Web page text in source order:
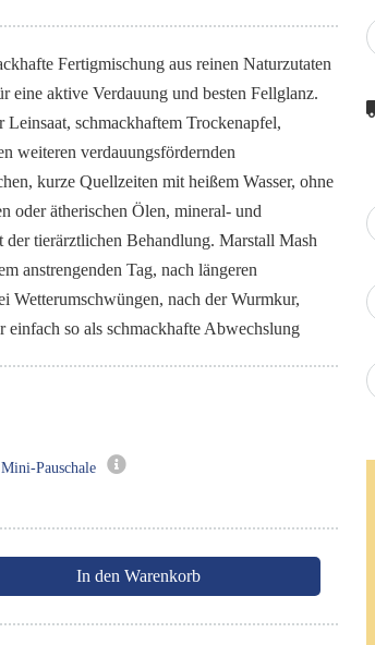
Pauschale
In den Warenkorb
Fertigmischung aus reinen Naturzutaten
eine aktive Verdauung und besten Fellglanz.
schmackhaftem Trockenapfel,
weiteren verdauungsfördernden
kurze Quellzeiten mit heißem Wasser, ohne
oder ätherischen Ölen, mineral- und
tierärztlichen Behandlung. Marstall Mash
anstrengenden Tag, nach längeren
Wetterumschwüngen, nach der Wurmkur,
so als schmackhafte Abwechslung